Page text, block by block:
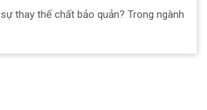
thay thế chất bảo quản? Trong ngành